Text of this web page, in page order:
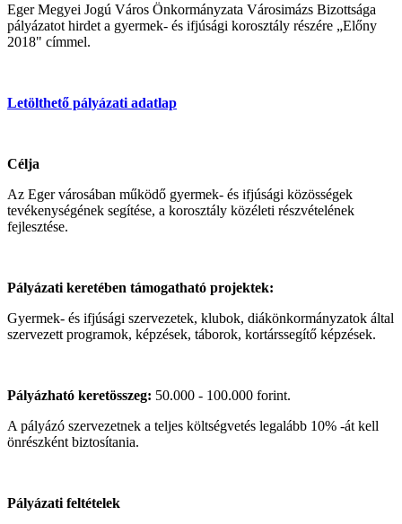
Eger Megyei Jogú Város Önkormányzata Városimázs Bizottsága
pályázatot hirdet a gyermek- és ifjúsági korosztály részére „Előny
2018" címmel.
Letölthető pályázati adatlap
Célja
Az Eger városában működő gyermek- és ifjúsági közösségek
tevékenységének segítése, a korosztály közéleti részvételének
fejlesztése.
Pályázati keretében támogatható projektek:
Gyermek- és ifjúsági szervezetek, klubok, diákönkormányzatok által
szervezett programok, képzések, táborok, kortárssegítő képzések.
Pályázható keretösszeg: 50.000 - 100.000 forint.
A pályázó szervezetnek a teljes költségvetés legalább 10% -át kell
önrészként biztosítania.
Pályázati feltételek